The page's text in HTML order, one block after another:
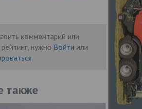
комментарий или
нужно Войти или
также